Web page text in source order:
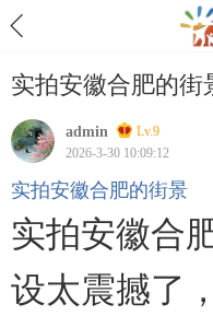
实拍安徽合肥的街
admin
Lv.9
2026-3-30 10:09:12
实拍安徽合肥的街景
实拍安徽合
设太震撼了